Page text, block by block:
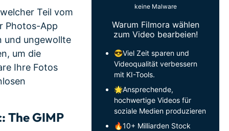
keine Malware
Warum Filmora wählen
zum Video bearbeien!
😎Viel Zeit sparen und
Videoqualität verbessern
mit KI-Tools.
🌟Ansprechende,
hochwertige Videos für
soziale Medien produzieren
🔥10+ Milliarden Stock
Teil vom
Photos-App
und ungewollte
um die
Ihre Fotos
The GIMP